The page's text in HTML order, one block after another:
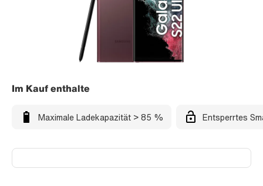
Im Kauf enthalte
Maximale Ladekapazität > 85 % Entsperrtes